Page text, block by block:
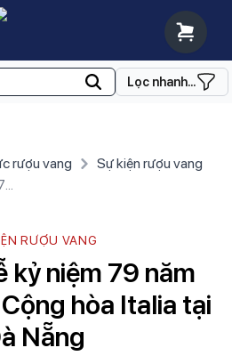
Lọc nhanh...
rượu vang
Sự kiện rượu vang
(Sự kiện) Lễ kỷ niệm 79 năm Quốc khánh Cộng hòa Italia tại Đà Nẵng
RƯỢU VANG
kỷ niệm 79 năm
hòa Italia tại
Nẵng